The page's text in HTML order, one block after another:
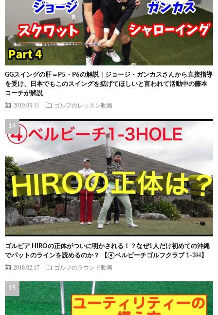
GGスイングの肝＝P5・P6の解説｜ジョージ・ガンカスさんから直接指導
を受け、日本でもこのスイングを拡げてほしいと言われて活動中の藤本
コーチが解説
2019.05.11 ゴルフのレッスン動画
ゴルピア HIROの正体がついに明かされる！？なぜ1人だけ初めての沖縄
でパットのラインを読めるのか？ 【④ベルビーチゴルフクラブ 1-3H】
2018.02.17 ゴルフのラウンド動画